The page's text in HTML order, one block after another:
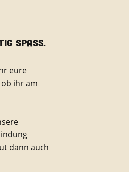
SPASS.
eure
ihr am
dann auch